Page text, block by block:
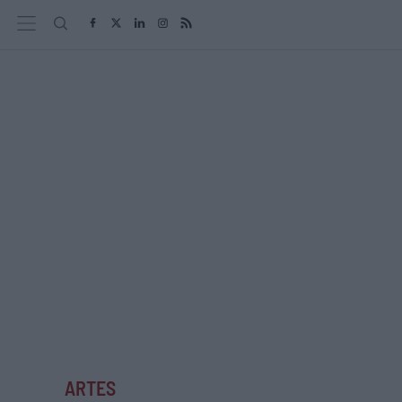
ARTES